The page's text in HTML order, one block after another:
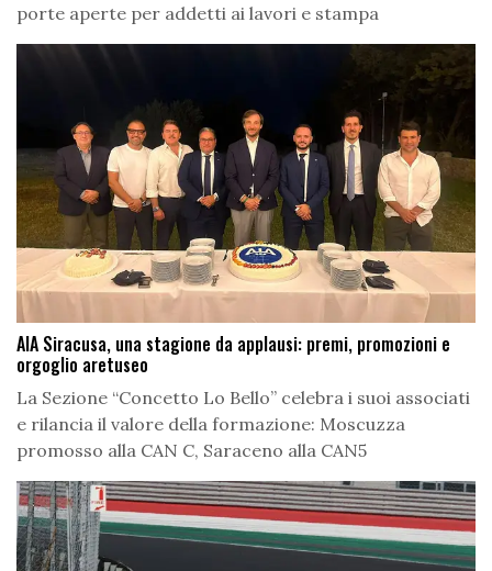
porte aperte per addetti ai lavori e stampa
AIA Siracusa, una stagione da applausi: premi, promozioni e
orgoglio aretuseo
La Sezione “Concetto Lo Bello” celebra i suoi associati
e rilancia il valore della formazione: Moscuzza
promosso alla CAN C, Saraceno alla CAN5